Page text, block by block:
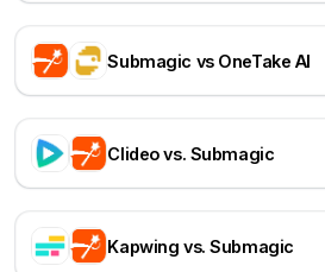
Submagic vs OneTake AI
Clideo vs. Submagic
Kapwing vs. Submagic